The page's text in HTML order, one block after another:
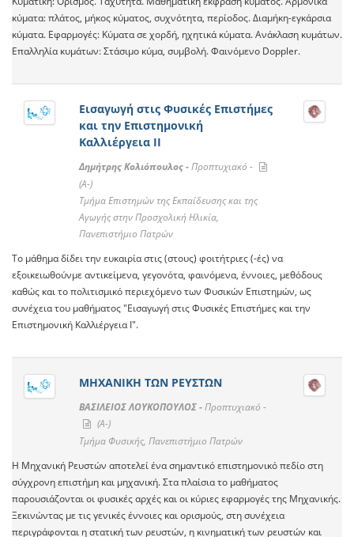
κύματα: πλάτος, μήκος κύματος, συχνότητα, περίοδος. Διαμήκη-εγκάρσια
κύματα. Εφαρμογές: Κύματα σε χορδή, ηχητικά κύματα. Ανάκλαση κυμάτων.
Επαλληλία κυμάτων: Στάσιμο κύμα, συμβολή. Φαινόμενο Doppler.
Εισαγωγή στις Φυσικές Επιστήμες
και την Επιστημονική
Καλλιέργεια ΙΙ
Δημήτρης Κολιόπουλος -Προπτυχιακό -
(A-)
Τμήμα Επιστημών της Εκπαίδευσης και της
Αγωγής στην Προσχολική Ηλικία,
Πανεπιστήμιο Πατρών
Το μάθημα δίδει την ευκαιρία στις (στους) φοιτήτριες (-ές) να
εξοικειωθούνμε αντικείμενα, γεγονότα, φαινόμενα, έννοιες, μεθόδους
καθώς και το πολιτισμικό περιεχόμενο των Φυσικών Επιστημών, ως
συνέχεια του μαθήματος "Εισαγωγή στις Φυσικές Επιστήμες και την
Επιστημονική Καλλιέργεια Ι".
ΜΗΧΑΝΙΚΗ ΤΩΝ ΡΕΥΣΤΩΝ
ΒΑΣΙΛΕΙΟΣ ΛΟΥΚΟΠΟΥΛΟΣ -Προπτυχιακό -
(A-)
Τμήμα Φυσικής, Πανεπιστήμιο Πατρών
Η Μηχανική Ρευστών αποτελεί ένα σημαντικό επιστημονικό πεδίο στη
σύγχρονη επιστήμη και μηχανική. Στα πλαίσια το μαθήματος
παρουσιάζονται οι φυσικές αρχές και οι κύριες εφαρμογές της Μηχανικής.
Ξεκινώντας με τις γενικές έννοιες και ορισμούς, στη συνέχεια
περιγράφονται η στατική των ρευστών, η κινηματική των ρευστών και